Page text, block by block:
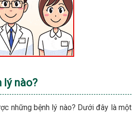
lý nào?
những bệnh lý nào? Dưới đây là một